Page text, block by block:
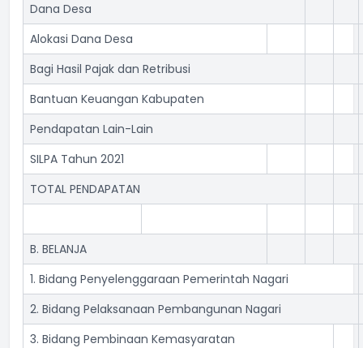
Dana Desa
Alokasi Dana Desa
Bagi Hasil Pajak dan Retribusi
Bantuan Keuangan Kabupaten
Pendapatan Lain-Lain
SILPA Tahun 2021
TOTAL PENDAPATAN
B. BELANJA
1. Bidang Penyelenggaraan Pemerintah Nagari
2. Bidang Pelaksanaan Pembangunan Nagari
3. Bidang Pembinaan Kemasyaratan